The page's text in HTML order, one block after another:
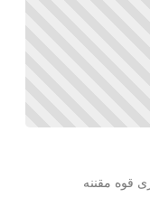
قوه مقننه